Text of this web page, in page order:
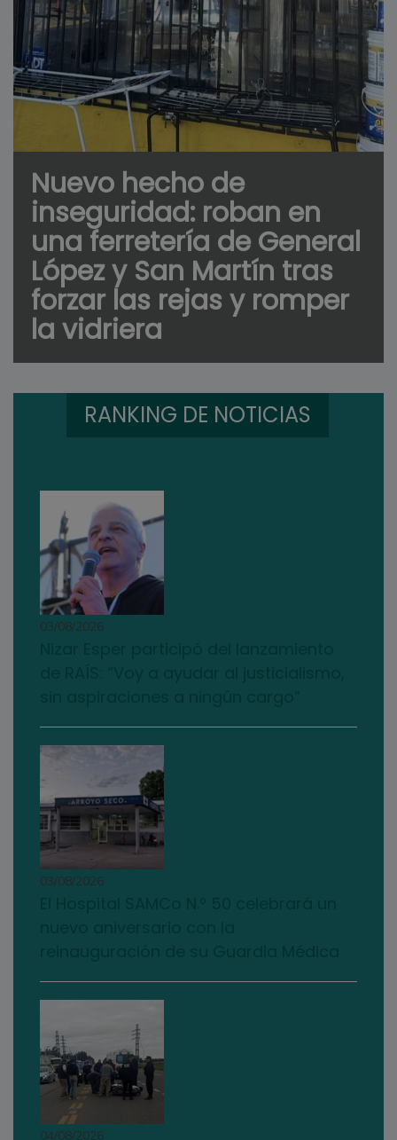
Nuevo hecho de
inseguridad: roban en
una ferretería de General
López y San Martín tras
forzar las rejas y romper
la vidriera
RANKING DE NOTICIAS
03/08/2026
03/08/2026
04/08/2026